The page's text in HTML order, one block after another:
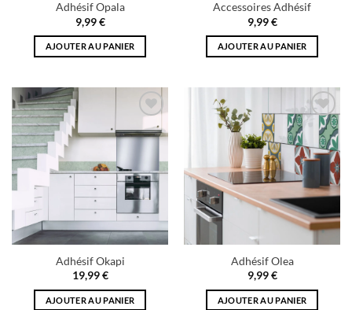
Adhésif Opala
9,99€
AJOUTER AU PANIER
Accessoires Adhésif
9,99€
AJOUTER AU PANIER
Add to
wishlist
Adhésif Okapi
19,99€
AJOUTER AU PANIER
Add to
wishlist
Adhésif Olea
9,99€
AJOUTER AU PANIER